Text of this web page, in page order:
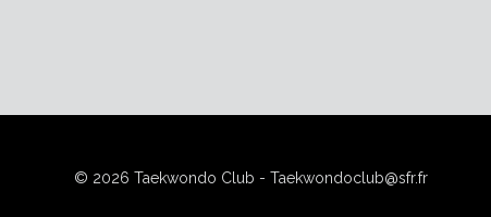
© 2026 Taekwondo Club - Taekwondoclub@sfr.fr